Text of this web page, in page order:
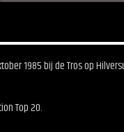
1985 bij de Tros op
Top 20.